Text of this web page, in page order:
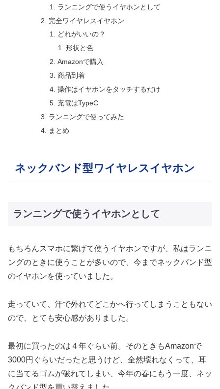
ランニングで使うイヤホンとして
完全ワイヤレスイヤホン
どれがいいの？
形状と色
Amazonで購入
商品到着
操作はイヤホンをタッチするだけ
充電はTypeC
ランニングで使ってみた
まとめ
ネックバンド型ワイヤレスイヤホン
ランニングで使うイヤホンとして
もちろんスマホに繋げて使うイヤホンですが、私はランニ
ングのときに使うことが多いので、今までネックバンド型
のイヤホンを使っていました。
走っていて、汗で外れてどこかへ行ってしまうこともない
ので、とても安心感がありました。
最初に買ったのは４年ぐらい前。そのときもAmazonで
3000円ぐらいだったと思うけど、全然壊れなくって、耳
に当てるゴムが破れてしまい、今年の春にもう一度、ネッ
クバンド型を買い替えました。